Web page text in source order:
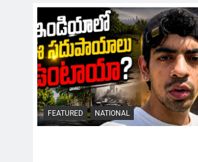
FEATURED NATIONAL